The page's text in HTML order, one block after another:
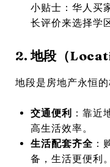
小贴士：华人买
长评价来选择学
2. 地段（
地段是房地产永恒的
交通便利 ：靠近
高生活效率。
生活配套齐全 ：
备，生活更便利。